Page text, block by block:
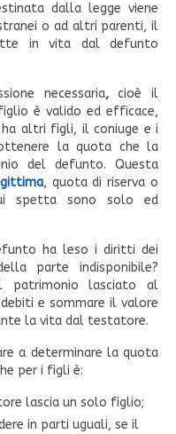
dalla legge viene
o ad altri parenti, il
in vita dal defunto
necessaria,cioè il
è valido ed efficace,
altri figli, il coniuge e i
la quota che la
del defunto. Questa
, quota di riserva o
spetta sono solo ed
ha leso i diritti dei
parte indisponibile?
patrimonio lasciato al
e sommare il valore
la vita dal testatore.
a determinare la quota
per i figli è:
lascia un solo figlio;
in parti uguali, se il